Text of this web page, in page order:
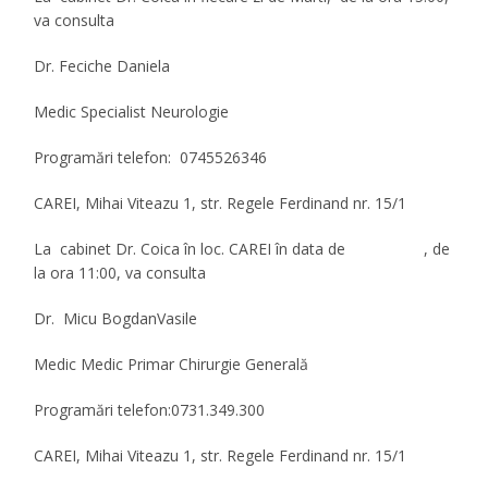
va consulta
Dr. Feciche Daniela
Medic Specialist Neurologie
Programări telefon: 0745526346
CAREI, Mihai Viteazu 1, str. Regele Ferdinand nr. 15/1
La cabinet Dr. Coica înloc. CAREIîn data de , de
la ora 11:00, va consulta
Dr. Micu BogdanVasile
Medic Medic Primar Chirurgie Generală
Programări telefon:0731.349.300
CAREI, Mihai Viteazu 1, str. Regele Ferdinand nr. 15/1